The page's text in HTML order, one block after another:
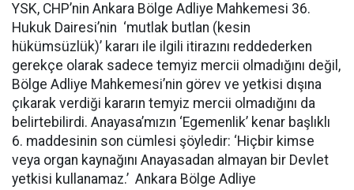
YSK, CHP’nin Ankara Bölge Adliye Mahkemesi 36.
Hukuk Dairesi’nin ‘mutlak butlan (kesin
hükümsüzlük)’ kararı ile ilgili itirazını reddederken
gerekçe olarak sadece temyiz mercii olmadığını değil,
Bölge Adliye Mahkemesi’nin görev ve yetkisi dışına
çıkarak verdiği kararın temyiz mercii olmadığını da
belirtebilirdi. Anayasa’mızın ‘Egemenlik’ kenar başlıklı
6. maddesinin son cümlesi şöyledir: ‘Hiçbir kimse
veya organ kaynağını Anayasadan almayan bir Devlet
yetkisi kullanamaz.’ Ankara Bölge Adliye